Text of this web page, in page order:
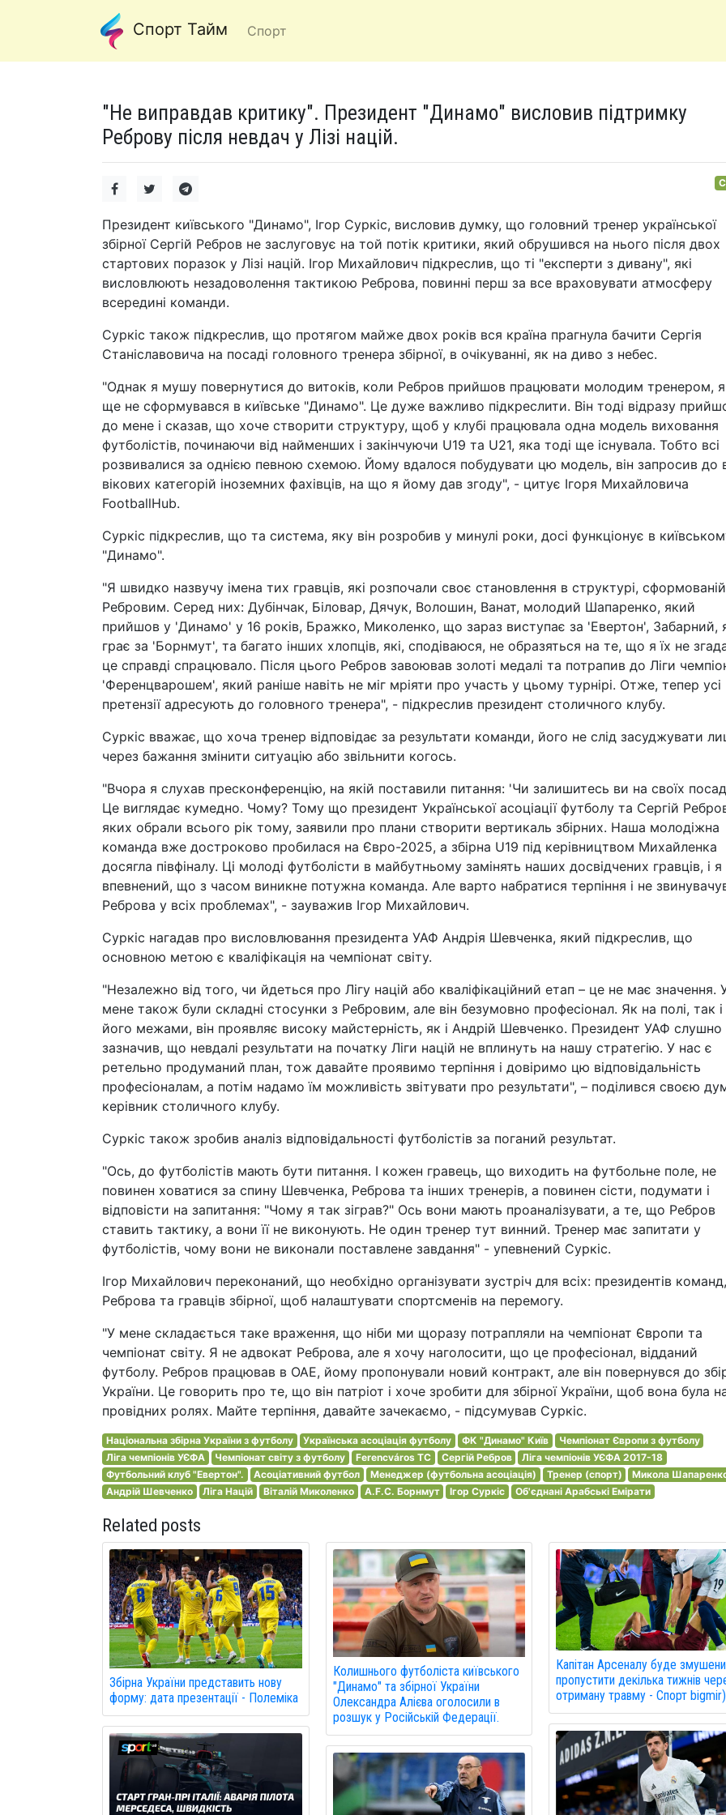
Спорт Тайм Спорт
"Не виправдав критику". Президент "Динамо" висловив підтримку
Реброву після невдач у Лізі націй.
Президент київського "Динамо", Ігор Суркіс, висловив думку, що головний тренер української
збірної Сергій Ребров не заслуговує на той потік критики, який обрушився на нього після двох
стартових поразок у Лізі націй. Ігор Михайлович підкреслив, що ті "експерти з дивану", які
висловлюють незадоволення тактикою Реброва, повинні перш за все враховувати атмосферу
всередині команди.
Суркіс також підкреслив, що протягом майже двох років вся країна прагнула бачити Сергія
Станіславовича на посаді головного тренера збірної, в очікуванні, як на диво з небес.
"Однак я мушу повернутися до витоків, коли Ребров прийшов працювати молодим тренером,
ще не сформувався в київське "Динамо". Це дуже важливо підкреслити. Він тоді відразу
до мене і сказав, що хоче створити структуру, щоб у клубі працювала одна модель виховання
футболістів, починаючи від найменших і закінчуючи U19 та U21, яка тоді ще існувала. Тобто всі
розвивалися за однією певною схемою. Йому вдалося побудувати цю модель, він запросив до
вікових категорій іноземних фахівців, на що я йому дав згоду", - цитує Ігоря Михайловича
FootballHub.
Суркіс підкреслив, що та система, яку він розробив у минулі роки, досі функціонує в
"Динамо".
"Я швидко назвучу імена тих гравців, які розпочали своє становлення в структурі, сформованій
Ребровим. Серед них: Дубінчак, Біловар, Дячук, Волошин, Ванат, молодий Шапаренко, який
прийшов у 'Динамо' у 16 років, Бражко, Миколенко, що зараз виступає за 'Евертон', Забарний,
грає за 'Борнмут', та багато інших хлопців, які, сподіваюся, не образяться на те, що я їх не
це справді спрацювало. Після цього Ребров завоював золоті медалі та потрапив до Ліги
'Ференцварошем', який раніше навіть не міг мріяти про участь у цьому турнірі. Отже, тепер усі
претензії адресують до головного тренера", - підкреслив президент столичного клубу.
Суркіс вважає, що хоча тренер відповідає за результати команди, його не слід засуджувати
через бажання змінити ситуацію або звільнити когось.
"Вчора я слухав пресконференцію, на якій поставили питання: 'Чи залишитесь ви на своїх
Це виглядає кумедно. Чому? Тому що президент Української асоціації футболу та Сергій
яких обрали всього рік тому, заявили про плани створити вертикаль збірних. Наша молодіжна
команда вже достроково пробилася на Євро-2025, а збірна U19 під керівництвом Михайленка
досягла півфіналу. Ці молоді футболісти в майбутньому замінять наших досвідчених гравців, і я
впевнений, що з часом виникне потужна команда. Але варто набратися терпіння і не
Реброва у всіх проблемах", - зауважив Ігор Михайлович.
Суркіс нагадав про висловлювання президента УАФ Андрія Шевченка, який підкреслив, що
основною метою є кваліфікація на чемпіонат світу.
"Незалежно від того, чи йдеться про Лігу націй або кваліфікаційний етап – це не має значення.
мене також були складні стосунки з Ребровим, але він безумовно професіонал. Як на полі, так і
його межами, він проявляє високу майстерність, як і Андрій Шевченко. Президент УАФ слушно
зазначив, що невдалі результати на початку Ліги націй не вплинуть на нашу стратегію. У нас є
ретельно продуманий план, тож давайте проявимо терпіння і довіримо цю відповідальність
професіоналам, а потім надамо їм можливість звітувати про результати", – поділився своєю
керівник столичного клубу.
Суркіс також зробив аналіз відповідальності футболістів за поганий результат.
"Ось, до футболістів мають бути питання. І кожен гравець, що виходить на футбольне поле, не
повинен ховатися за спину Шевченка, Реброва та інших тренерів, а повинен сісти, подумати і
відповісти на запитання: "Чому я так зіграв?" Ось вони мають проаналізувати, а те, що Ребров
ставить тактику, а вони її не виконують. Не один тренер тут винний. Тренер має запитати у
футболістів, чому вони не виконали поставлене завдання" - упевнений Суркіс.
Ігор Михайлович переконаний, що необхідно організувати зустріч для всіх: президентів команд,
Реброва та гравців збірної, щоб налаштувати спортсменів на перемогу.
"У мене складається таке враження, що ніби ми щоразу потрапляли на чемпіонат Європи та
чемпіонат світу. Я не адвокат Реброва, але я хочу наголосити, що це професіонал, відданий
футболу. Ребров працював в ОАЕ, йому пропонували новий контракт, але він повернувся до
України. Це говорить про те, що він патріот і хоче зробити для збірної України, щоб вона була
провідних ролях. Майте терпіння, давайте зачекаємо, - підсумував Суркіс.
Національна збірна України з футболу Українська асоціація футболу ФК "Динамо" Київ
Чемпіонат Європи з футболу
Ліга чемпіонів УЄФА
Чемпіонат світу з футболу Ferencváros TC Сергій Ребров
Ліга чемпіонів УЄФА 2017-18
Футбольний клуб "Евертон".
Асоціативний футбол Менеджер (футбольна асоціація) Тренер (спорт)
Микола
Андрій Шевченко
Ліга Націй Віталій Миколенко A.F.C. Борнмут Ігор Суркіс Об'єднані Арабські Емірати
Related posts
Збірна України представить нову
форму: дата презентації - Полеміка
Колишнього футболіста київського
"Динамо" та збірної України
Олександра Алієва оголосили в
розшук у Російській Федерації.
Капітан Арсеналу буде
пропустити декілька тижнів
отриману травму - Спорт